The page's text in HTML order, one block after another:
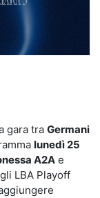
gara tra Germani
lunedì 25
A2A e
LBA Playoff